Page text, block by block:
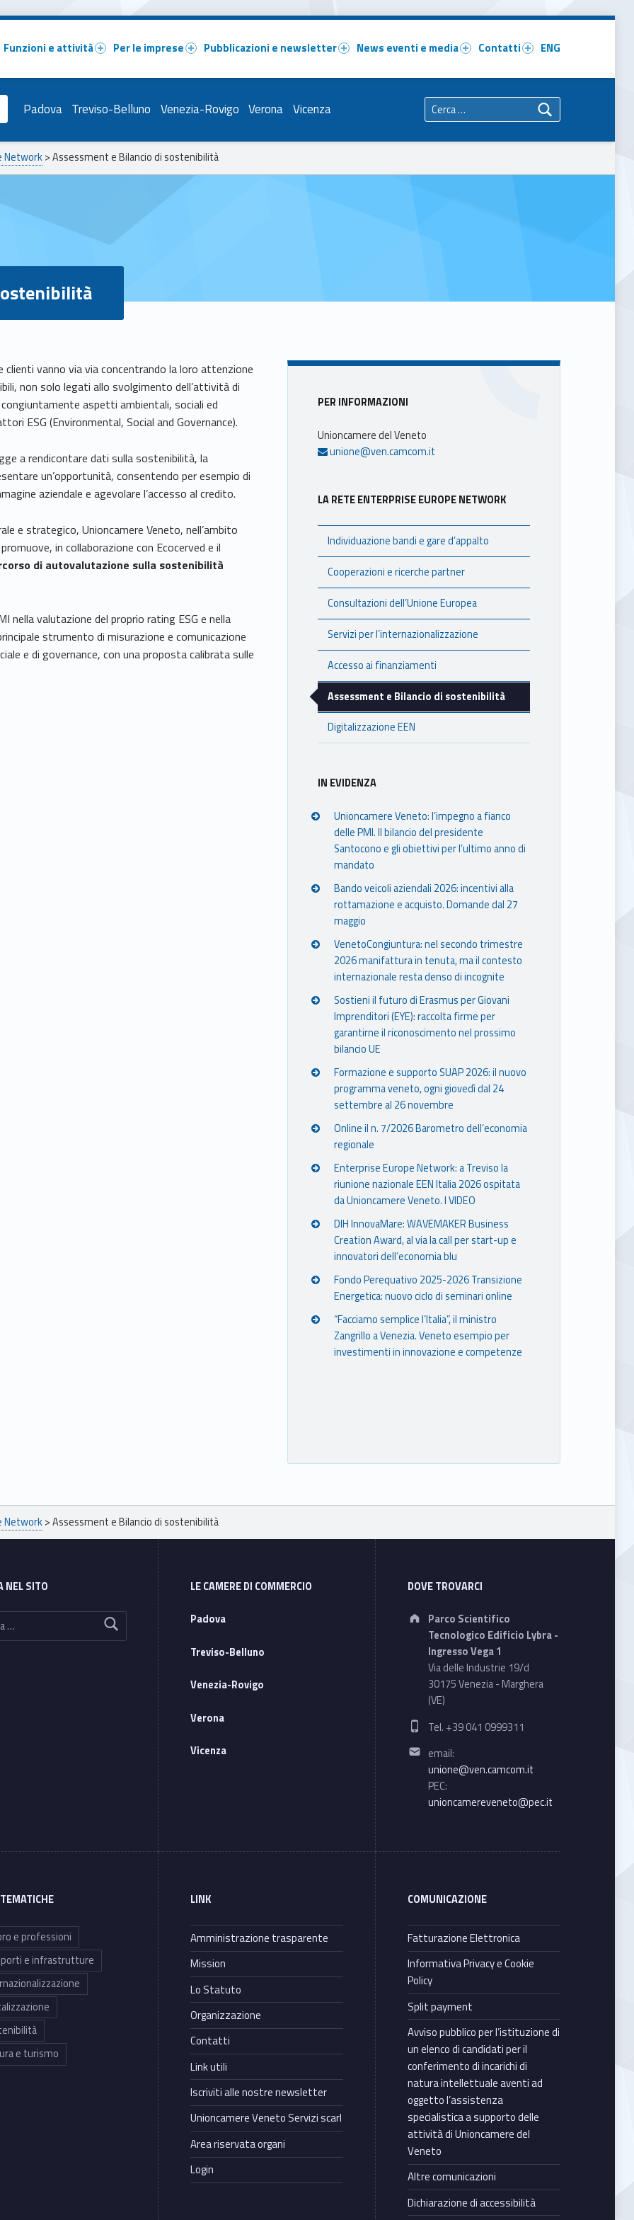
Funzioni e attività Per le imprese Pubblicazioni e newsletter News eventi e media Contatti ENG
Padova Treviso-Belluno Venezia-Rovigo Verona Vicenza
Network>Assessment e Bilancio di sostenibilità
vanno via via concentrando la loro attenzione
non solo legati allo svolgimento dell’attività di
aspetti ambientali, sociali ed
ESG (Environmental, Social and Governance).
a rendicontare dati sulla sostenibilità, la
un’opportunità, consentendo per esempio di
aziendale e agevolare l’accesso al credito.
e strategico, Unioncamere Veneto, nell’ambito
in collaborazione con Ecocerved e il
di autovalutazione sulla sostenibilità
nella valutazione del proprio rating ESG e nella
strumento di misurazione e comunicazione
e di governance, con una proposta calibrata sulle
Sidebar
PER INFORMAZIONI
Unioncamere del Veneto
unione@ven.camcom.it
LA RETE ENTERPRISE EUROPE NETWORK
Individuazione bandi e gare d’appalto
Cooperazioni e ricerche partner
Consultazioni dell’Unione Europea
Servizi per l’internazionalizzazione
Accesso ai finanziamenti
Assessment e Bilancio di sostenibilità
Digitalizzazione EEN
IN EVIDENZA
Unioncamere Veneto: l’impegno a fianco
delle PMI. Il bilancio del presidente
Santocono e gli obiettivi per l’ultimo anno di
mandato
Bando veicoli aziendali 2026: incentivi alla
rottamazione e acquisto. Domande dal 27
maggio
VenetoCongiuntura: nel secondo trimestre
2026 manifattura in tenuta, ma il contesto
internazionale resta denso di incognite
Sostieni il futuro di Erasmus per Giovani
Imprenditori (EYE): raccolta firme per
garantirne il riconoscimento nel prossimo
bilancio UE
Formazione e supporto SUAP 2026: il nuovo
programma veneto, ogni giovedì dal 24
settembre al 26 novembre
Online il n. 7/2026 Barometro dell’economia
regionale
Enterprise Europe Network: a Treviso la
riunione nazionale EEN Italia 2026 ospitata
da Unioncamere Veneto. I VIDEO
DIH InnovaMare: WAVEMAKER Business
Creation Award, al via la call per start-up e
innovatori dell’economia blu
Fondo Perequativo 2025-2026 Transizione
Energetica: nuovo ciclo di seminari online
“Facciamo semplice l’Italia”, il ministro
Zangrillo a Venezia. Veneto esempio per
investimenti in innovazione e competenze
Network>Assessment e Bilancio di sostenibilità
NEL SITO
LE CAMERE DI COMMERCIO
Padova
Treviso-Belluno
Venezia-Rovigo
Verona
Vicenza
DOVE TROVARCI
Address:
Parco Scientifico
Tecnologico Edificio Lybra -
Ingresso Vega 1
Via delle Industrie 19/d
30175 Venezia - Marghera
(VE)
Phone number:
Tel. +39 041 0999311
Email address:
email:
unione@ven.camcom.it
PEC:
unioncamereveneto@pec.it
e professioni
e infrastrutture
e turismo
LINK
Amministrazione trasparente
Mission
Lo Statuto
Organizzazione
Contatti
Link utili
Iscriviti alle nostre newsletter
Unioncamere Veneto Servizi scarl
Area riservata organi
Login
COMUNICAZIONE
Fatturazione Elettronica
Informativa Privacy e Cookie
Policy
Split payment
Avviso pubblico per l’istituzione di
un elenco di candidati per il
conferimento di incarichi di
natura intellettuale aventi ad
oggetto l’assistenza
specialistica a supporto delle
attività di Unioncamere del
Veneto
Altre comunicazioni
Dichiarazione di accessibilità